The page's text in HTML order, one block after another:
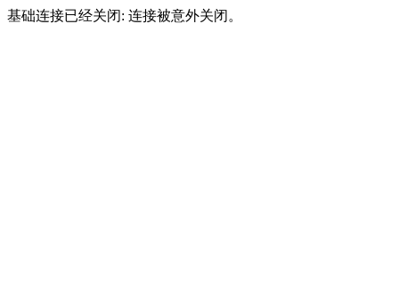
基础连接已经关闭: 连接被意外关闭。